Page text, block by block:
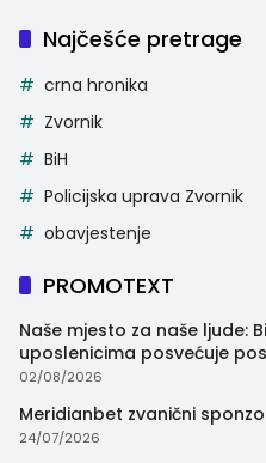
Najčešće pretrage
crna hronika
Zvornik
BiH
Policijska uprava Zvornik
obavjestenje
PROMOTEXT
Naše mjesto za naše ljude:
uposlenicima posvećuje
trenutak
02/08/2026
Meridianbet zvanični
24/07/2026